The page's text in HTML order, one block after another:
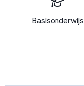
Basisonderwijs